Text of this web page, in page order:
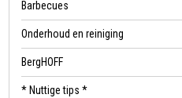
Barbecues
Onderhoud en reiniging
BergHOFF
* Nuttige tips *